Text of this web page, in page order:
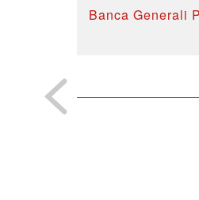
Banca Generali